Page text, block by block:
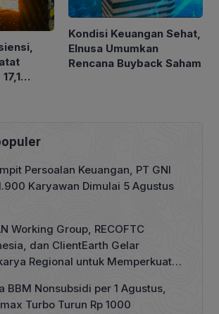
Kondisi Keuangan Sehat,
Elnusa Umumkan
Rencana Buyback Saham
Persoalan Keuangan, PT GNI
Karyawan Dimulai 5 Agustus
Working Group, RECOFTC
dan ClientEarth Gelar
Regional untuk Memperkuat
BBM Nonsubsidi per 1 Agustus,
Turbo Turun Rp 1000